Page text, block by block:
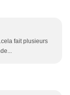
fait plusieurs